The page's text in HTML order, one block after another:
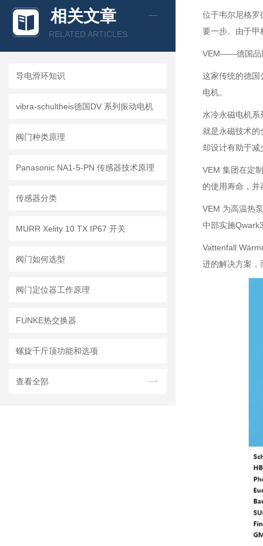
相关文章
RELATED ARTICLES
导电滑环知识
vibra-schultheis德国DV 系列振动电机
阀门种类原理
Panasonic NA1-5-PN 传感器技术原理
传感器分类
MURR Xelity 10 TX IP67 开关
阀门如何选型
阀门定位器工作原理
FUNKE热交换器
螺旋千斤顶功能和选项
查看全部
位于韦尔尼格
要一步。由于甲
VEM——德国品
这家传统的德国
电机。
水冷永磁电机
就是永磁技术
却设计有助于减
VEM 集团在定
的使用寿命，
VEM 为高温热
中部实施
Vattenfall
进的解决方案，